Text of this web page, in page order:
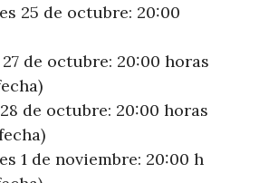
25 de octubre: 20:00
de octubre: 20:00 horas
de octubre: 20:00 horas
1 de noviembre: 20:00 h